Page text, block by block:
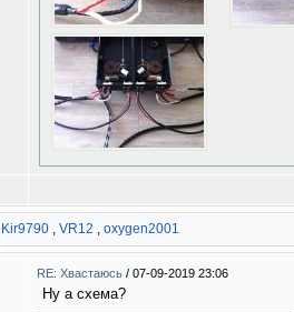
Kir9790 , VR12 , oxygen2001
RE: Хвастаюсь / 07-09-2019 23:06
Ну а схема?